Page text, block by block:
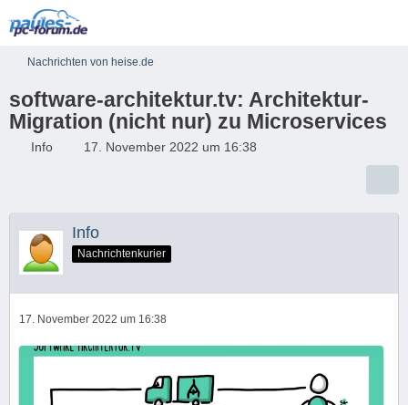
Nachrichten von heise.de
software-architektur.tv: Architektur-
Migration (nicht nur) zu Microservices
Info 17. November 2022 um 16:38
Info
Nachrichtenkurier
17. November 2022 um 16:38